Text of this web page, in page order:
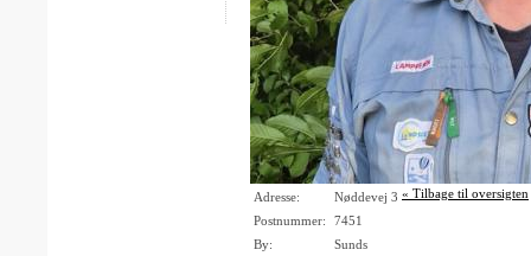
Adresse:
Nøddevej 3
Postnummer:
7451
By:
Sunds
« Tilbage til oversigten